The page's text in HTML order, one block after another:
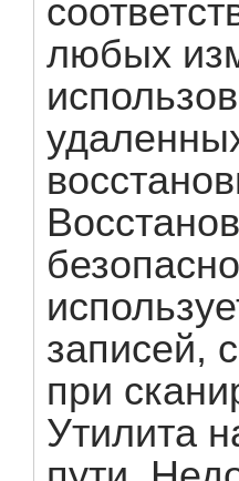
любых
записей,
при
Утилита